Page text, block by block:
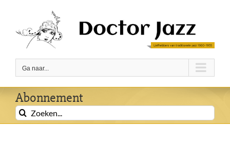
inhoud
Ga naar...
Abonnement
Zoeken
naar: